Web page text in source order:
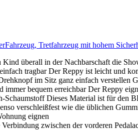
Tretfahrzeug mit hohem
überall in der Nachbarschaft die
tragbar Der Reppy ist leicht und
im Sitz ganz einfach
immer bequem erreichbar Der Reppy
Schaumstoff Dieses Material ist für
verschleißfest wie die üblichen
eignen
zwischen der vorderen